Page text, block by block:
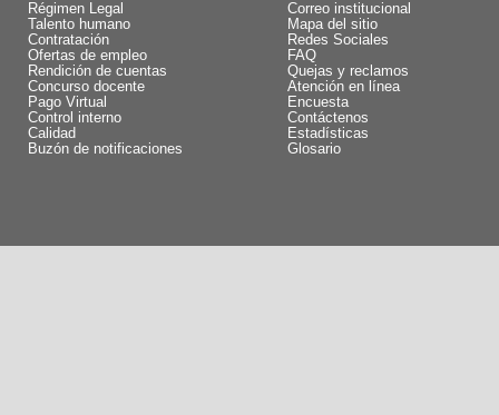
Régimen Legal
Talento humano
Contratación
Ofertas de empleo
Rendición de cuentas
Concurso docente
Pago Virtual
Control interno
Calidad
Buzón de notificaciones
Correo institucional
Mapa del sitio
Redes Sociales
FAQ
Quejas y reclamos
Atención en línea
Encuesta
Contáctenos
Estadísticas
Glosario